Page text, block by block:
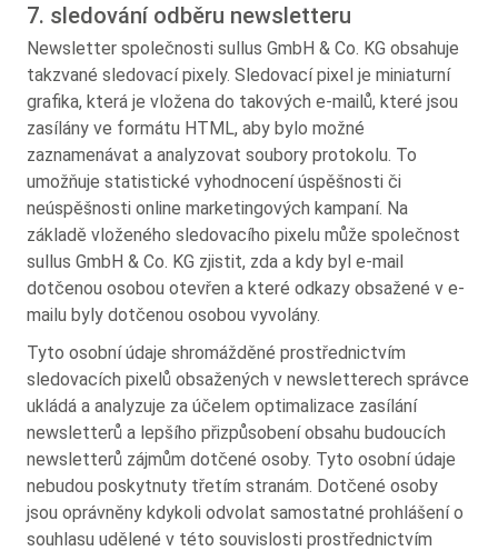
7. sledování odběru newsletteru
Newsletter společnosti sullus GmbH & Co. KG obsahuje
takzvané sledovací pixely. Sledovací pixel je miniaturní
grafika, která je vložena do takových e-mailů, které jsou
zasílány ve formátu HTML, aby bylo možné
zaznamenávat a analyzovat soubory protokolu. To
umožňuje statistické vyhodnocení úspěšnosti či
neúspěšnosti online marketingových kampaní. Na
základě vloženého sledovacího pixelu může společnost
sullus GmbH & Co. KG zjistit, zda a kdy byl e-mail
dotčenou osobou otevřen a které odkazy obsažené v e-
mailu byly dotčenou osobou vyvolány.
Tyto osobní údaje shromážděné prostřednictvím
sledovacích pixelů obsažených v newsletterech správce
ukládá a analyzuje za účelem optimalizace zasílání
newsletterů a lepšího přizpůsobení obsahu budoucích
newsletterů zájmům dotčené osoby. Tyto osobní údaje
nebudou poskytnuty třetím stranám. Dotčené osoby
jsou oprávněny kdykoli odvolat samostatné prohlášení o
souhlasu udělené v této souvislosti prostřednictvím